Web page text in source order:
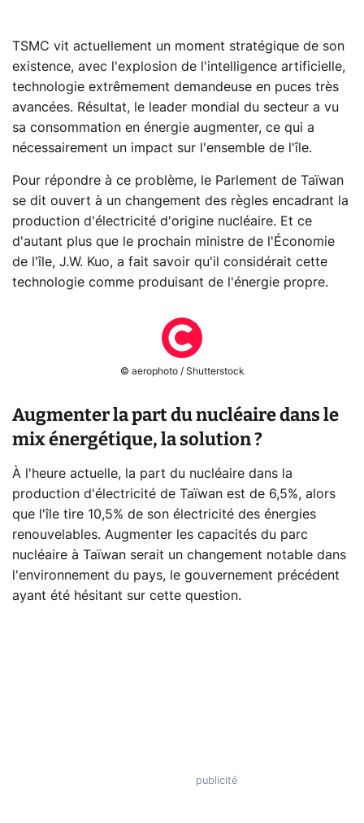
TSMC vit actuellement un moment stratégique de son
existence, avec l'explosion de l'intelligence artificielle,
technologie extrêmement demandeuse en puces très
avancées. Résultat, le leader mondial du secteur a vu
sa consommation en énergie augmenter, ce qui a
nécessairement un impact sur l'ensemble de l'île.
Pour répondre à ce problème, le Parlement de Taïwan
se dit ouvert à un changement des règles encadrant la
production d'électricité d'origine nucléaire. Et ce
d'autant plus que le prochain ministre de l'Économie
de l'île, J.W. Kuo, a fait savoir qu'il considérait cette
technologie comme produisant de l'énergie propre.
© aerophoto / Shutterstock
Augmenter la part du nucléaire dans le
mix énergétique, la solution ?
À l'heure actuelle, la part du nucléaire dans la
production d'électricité de Taïwan est de 6,5%, alors
que l'île tire 10,5% de son électricité des énergies
renouvelables. Augmenter les capacités du parc
nucléaire à Taïwan serait un changement notable dans
l'environnement du pays, le gouvernement précédent
ayant été hésitant sur cette question.